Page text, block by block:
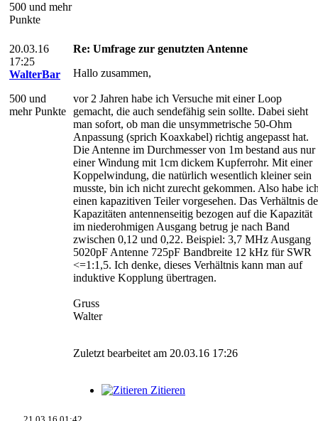
500 und mehr
Punkte
20.03.16
17:25
WalterBar
500 und
mehr Punkte
Re: Umfrage zur genutzten Antenne
Hallo zusammen,
vor 2 Jahren habe ich Versuche mit einer Loop
gemacht, die auch sendefähig sein sollte. Dabei sieht
man sofort, ob man die unsymmetrische 50-Ohm
Anpassung (sprich Koaxkabel) richtig angepasst hat.
Die Antenne im Durchmesser von 1m bestand aus nur
einer Windung mit 1cm dickem Kupferrohr. Mit einer
Koppelwindung, die natürlich wesentlich kleiner sein
musste, bin ich nicht zurecht gekommen. Also habe
einen kapazitiven Teiler vorgesehen. Das Verhältnis
Kapazitäten antennenseitig bezogen auf die Kapazität
im niederohmigen Ausgang betrug je nach Band
zwischen 0,12 und 0,22. Beispiel: 3,7 MHz Ausgang
5020pF Antenne 725pF Bandbreite 12 kHz für SWR
<=1:1,5. Ich denke, dieses Verhältnis kann man auf
induktive Kopplung übertragen.
Gruss
Walter
Zuletzt bearbeitet am 20.03.16 17:26
Zitieren